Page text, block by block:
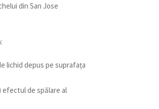
din San Jose
lichid depus pe suprafața
de spălare al